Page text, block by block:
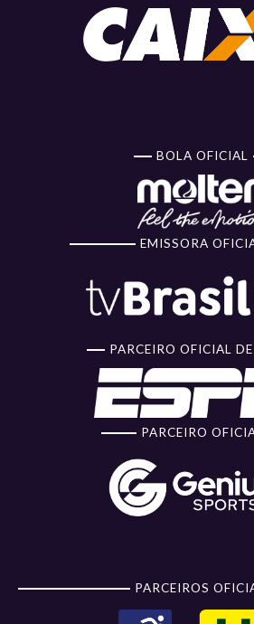
BOLA OFICIAL
EMISSORA
PARCEIRO OFICIAL
PARCEIRO
PARCEIROS